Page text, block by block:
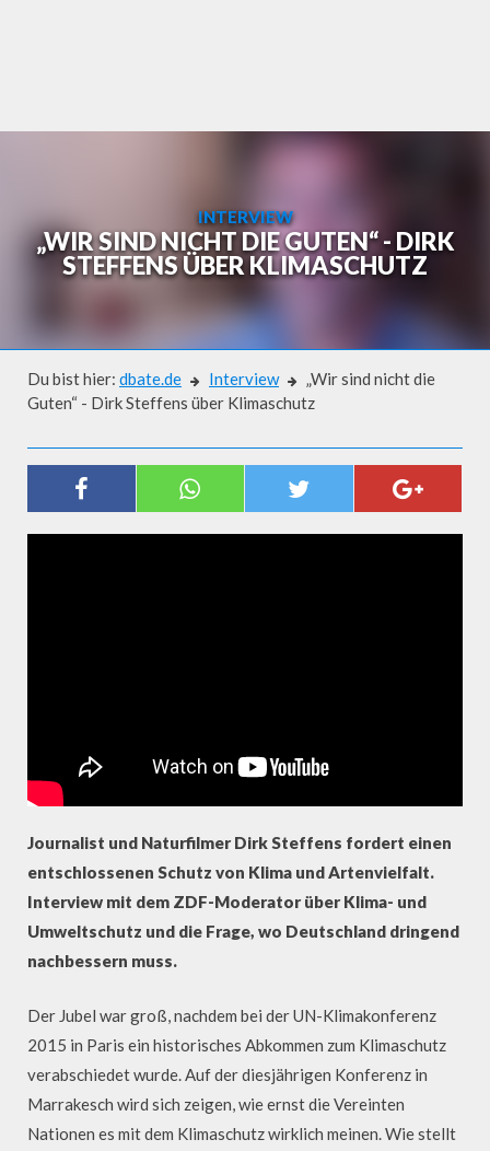
INTERVIEW
„WIR SIND NICHT DIE GUTEN“ - DIRK
STEFFENS ÜBER KLIMASCHUTZ
Du bist hier: dbate.de Interview
„Wir sind nicht die
Guten“ - Dirk Steffens über Klimaschutz
„WIR SIND NICHT DIE GUTEN“ -
DIRK STEFFENS ÜBER
KLIMASCHUTZ
Journalist und Naturfilmer Dirk Steffens fordert einen
entschlossenen Schutz von Klima und Artenvielfalt.
Interview mit dem ZDF-Moderator über Klima- und
Umweltschutz und die Frage, wo Deutschland dringend
nachbessern muss.
Der Jubel war groß, nachdem bei der UN-Klimakonferenz
2015 in Paris ein historisches Abkommen zum Klimaschutz
verabschiedet wurde. Auf der diesjährigen Konferenz in
Marrakesch wird sich zeigen, wie ernst die Vereinten
Nationen es mit dem Klimaschutz wirklich meinen. Wie stellt